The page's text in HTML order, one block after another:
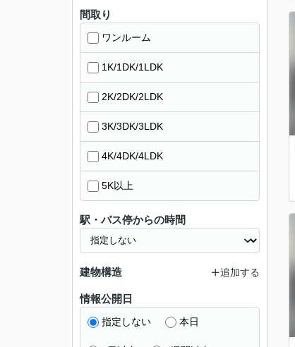
間取り
ワンルーム
1K/1DK/1LDK
2K/2DK/2LDK
3K/3DK/3LDK
4K/4DK/4LDK
5K以上
駅・バス停からの時間
建物構造 追加する
情報公開日
指定しない 本日